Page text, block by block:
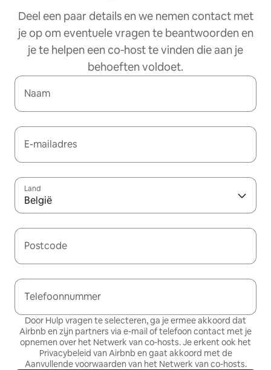
Deel een paar details en we nemen contact met
je op om eventuele vragen te beantwoorden en
je te helpen een co‑host te vinden die aan je
behoeften voldoet.
Naam
E-mailadres
Land
België
Postcode
Telefoonnummer
Door Hulp vragen te selecteren, ga je ermee akkoord dat
Airbnb en zijn partners via e-mail of telefoon contact met je
opnemen over het Netwerk van co‑hosts. Je erkent ook het
Privacybeleid van Airbnb en gaat akkoord met de
Aanvullende voorwaarden van het Netwerk van co-hosts.